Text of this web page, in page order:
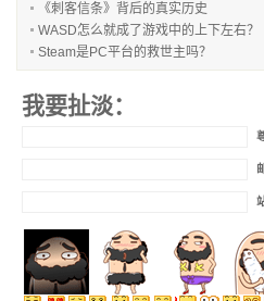
《刺客信条》背后的真实历史
WASD怎么就成了游戏中的上下左右？
Steam是PC平台的救世主吗？
我要扯淡：